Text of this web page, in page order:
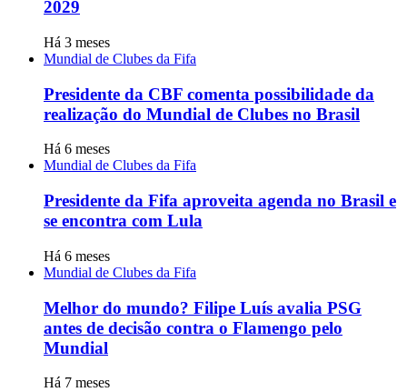
2029
Há 3 meses
Mundial de Clubes da Fifa
Presidente da CBF comenta possibilidade da
realização do Mundial de Clubes no Brasil
Há 6 meses
Mundial de Clubes da Fifa
Presidente da Fifa aproveita agenda no Brasil e
se encontra com Lula
Há 6 meses
Mundial de Clubes da Fifa
Melhor do mundo? Filipe Luís avalia PSG
antes de decisão contra o Flamengo pelo
Mundial
Há 7 meses